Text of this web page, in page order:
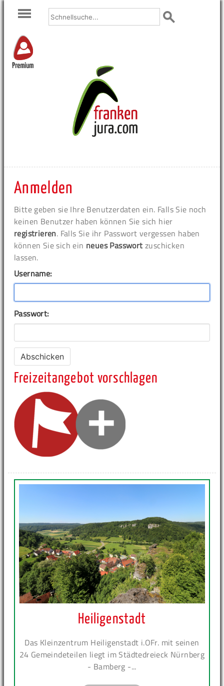
Premium
Anmelden
Bitte geben sie Ihre Benutzerdaten ein. Falls Sie noch
keinen Benutzer haben können Sie sich hier
registrieren. Falls Sie ihr Passwort vergessen haben
können Sie sich ein neues Passwort zuschicken
lassen.
Username:
Passwort:
Freizeitangebot vorschlagen
Heiligenstadt
Das Kleinzentrum Heiligenstadt i.OFr. mit seinen
24 Gemeindeteilen liegt im Städtedreieck Nürnberg
- Bamberg -...